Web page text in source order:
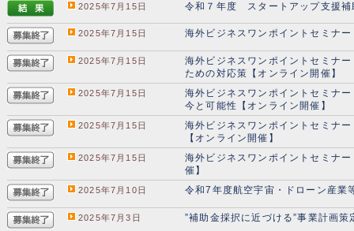
2025年7月15日 令和７年度 スタートアップ支援
2025年7月15日 海外ビジネスワンポイントセミナ
2025年7月15日
海外ビジネスワンポイントセミナ
ための対応策【オンライン開催】
2025年7月15日
海外ビジネスワンポイントセミナ
今と可能性【オンライン開催】
2025年7月15日
海外ビジネスワンポイントセミナ
【オンライン開催】
2025年7月15日
海外ビジネスワンポイントセミナ
催】
2025年7月10日 令和7年度航空宇宙・ドローン産業
2025年7月3日 ”補助金採択に近づける”事業計画